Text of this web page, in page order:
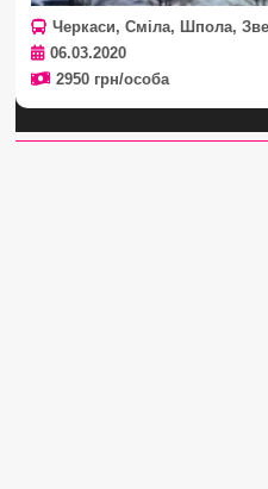
Черкаси, Сміла, Шпола,
06.03.2020
2950 грн/особа